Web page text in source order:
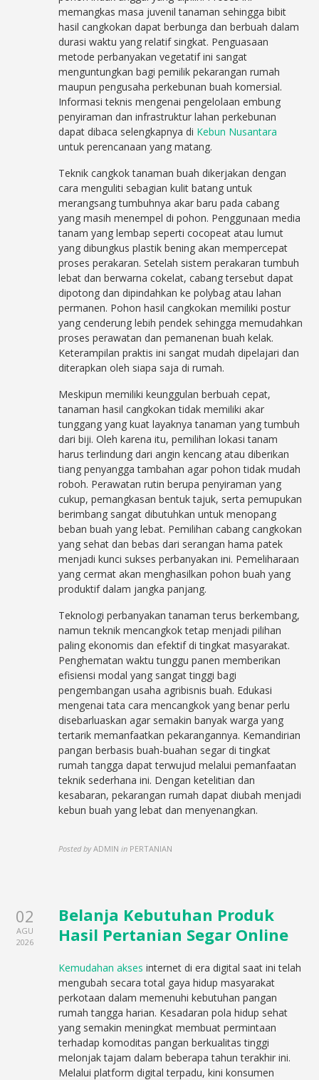
memangkas masa juvenil tanaman sehingga bibit
hasil cangkokan dapat berbunga dan berbuah dalam
durasi waktu yang relatif singkat. Penguasaan
metode perbanyakan vegetatif ini sangat
menguntungkan bagi pemilik pekarangan rumah
maupun pengusaha perkebunan buah komersial.
Informasi teknis mengenai pengelolaan embung
penyiraman dan infrastruktur lahan perkebunan
dapat dibaca selengkapnya di Kebun Nusantara
untuk perencanaan yang matang.
Teknik cangkok tanaman buah dikerjakan dengan
cara menguliti sebagian kulit batang untuk
merangsang tumbuhnya akar baru pada cabang
yang masih menempel di pohon. Penggunaan media
tanam yang lembap seperti cocopeat atau lumut
yang dibungkus plastik bening akan mempercepat
proses perakaran. Setelah sistem perakaran tumbuh
lebat dan berwarna cokelat, cabang tersebut dapat
dipotong dan dipindahkan ke polybag atau lahan
permanen. Pohon hasil cangkokan memiliki postur
yang cenderung lebih pendek sehingga memudahkan
proses perawatan dan pemanenan buah kelak.
Keterampilan praktis ini sangat mudah dipelajari dan
diterapkan oleh siapa saja di rumah.
Meskipun memiliki keunggulan berbuah cepat,
tanaman hasil cangkokan tidak memiliki akar
tunggang yang kuat layaknya tanaman yang tumbuh
dari biji. Oleh karena itu, pemilihan lokasi tanam
harus terlindung dari angin kencang atau diberikan
tiang penyangga tambahan agar pohon tidak mudah
roboh. Perawatan rutin berupa penyiraman yang
cukup, pemangkasan bentuk tajuk, serta pemupukan
berimbang sangat dibutuhkan untuk menopang
beban buah yang lebat. Pemilihan cabang cangkokan
yang sehat dan bebas dari serangan hama patek
menjadi kunci sukses perbanyakan ini. Pemeliharaan
yang cermat akan menghasilkan pohon buah yang
produktif dalam jangka panjang.
Teknologi perbanyakan tanaman terus berkembang,
namun teknik mencangkok tetap menjadi pilihan
paling ekonomis dan efektif di tingkat masyarakat.
Penghematan waktu tunggu panen memberikan
efisiensi modal yang sangat tinggi bagi
pengembangan usaha agribisnis buah. Edukasi
mengenai tata cara mencangkok yang benar perlu
disebarluaskan agar semakin banyak warga yang
tertarik memanfaatkan pekarangannya. Kemandirian
pangan berbasis buah-buahan segar di tingkat
rumah tangga dapat terwujud melalui pemanfaatan
teknik sederhana ini. Dengan ketelitian dan
kesabaran, pekarangan rumah dapat diubah menjadi
kebun buah yang lebat dan menyenangkan.
Posted by ADMIN in PERTANIAN
02
AGU
2026
Belanja Kebutuhan Produk
Hasil Pertanian Segar Online
Kemudahan akses internet di era digital saat ini telah
mengubah secara total gaya hidup masyarakat
perkotaan dalam memenuhi kebutuhan pangan
rumah tangga harian. Kesadaran pola hidup sehat
yang semakin meningkat membuat permintaan
terhadap komoditas pangan berkualitas tinggi
melonjak tajam dalam beberapa tahun terakhir ini.
Melalui platform digital terpadu, kini konsumen